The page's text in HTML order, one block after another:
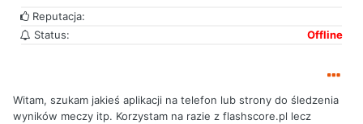
Reputacja:
Status:
Offline
Witam, szukam jakieś aplikacji na telefon lub strony do śledzenia
wyników meczy itp. Korzystam na razie z flashscore.pl lecz